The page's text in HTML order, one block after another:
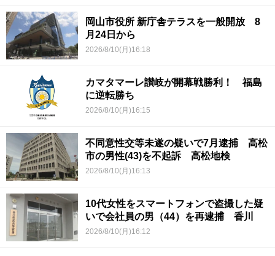
岡山市役所 新庁舎テラスを一般開放 8
月24日から
2026/8/10(月)16:18
カマタマーレ讃岐が開幕戦勝利！ 福島
に逆転勝ち
2026/8/10(月)16:15
不同意性交等未遂の疑いで7月逮捕 高松
市の男性(43)を不起訴 高松地検
2026/8/10(月)16:13
10代女性をスマートフォンで盗撮した疑
いで会社員の男（44）を再逮捕 香川
2026/8/10(月)16:12